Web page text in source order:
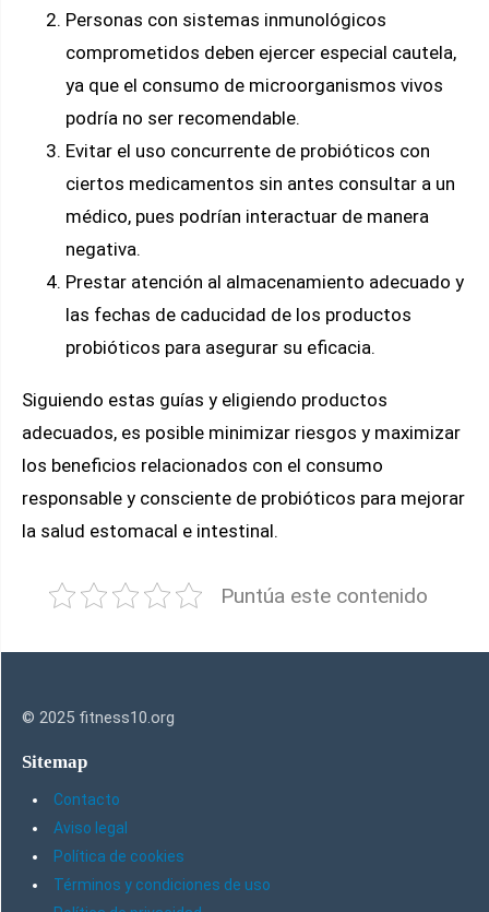
Personas con sistemas inmunológicos
comprometidos deben ejercer especial cautela,
ya que el consumo de microorganismos vivos
podría no ser recomendable.
Evitar el uso concurrente de probióticos con
ciertos medicamentos sin antes consultar a un
médico, pues podrían interactuar de manera
negativa.
Prestar atención al almacenamiento adecuado y
las fechas de caducidad de los productos
probióticos para asegurar su eficacia.
Siguiendo estas guías y eligiendo productos
adecuados, es posible minimizar riesgos y maximizar
los beneficios relacionados con el consumo
responsable y consciente de probióticos para mejorar
la salud estomacal e intestinal.
Puntúa este contenido
© 2025 fitness10.org
Sitemap
Contacto
Aviso legal
Política de cookies
Términos y condiciones de uso